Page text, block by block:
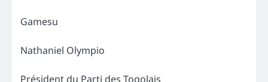
Gamesu
Nathaniel Olympio
Président du Parti des Togolais